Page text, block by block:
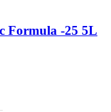
Formula -25 5L